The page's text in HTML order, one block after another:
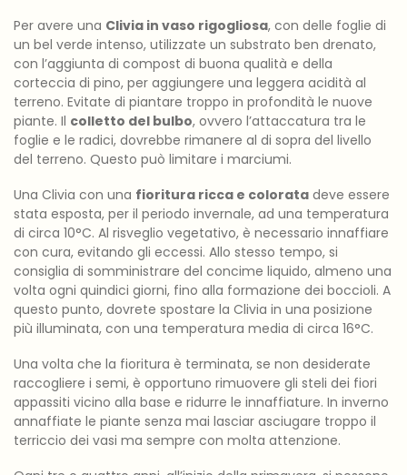
Per avere una Clivia in vaso rigogliosa, con delle foglie di
un bel verde intenso, utilizzate un substrato ben drenato,
con l’aggiunta di compost di buona qualità e della
corteccia di pino, per aggiungere una leggera acidità al
terreno. Evitate di piantare troppo in profondità le nuove
piante. Il colletto del bulbo, ovvero l’attaccatura tra le
foglie e le radici, dovrebbe rimanere al di sopra del livello
del terreno. Questo può limitare i marciumi.
Una Clivia con una fioritura ricca e colorata deve essere
stata esposta, per il periodo invernale, ad una temperatura
di circa 10°C. Al risveglio vegetativo, è necessario innaffiare
con cura, evitando gli eccessi. Allo stesso tempo, si
consiglia di somministrare del concime liquido, almeno una
volta ogni quindici giorni, fino alla formazione dei boccioli. A
questo punto, dovrete spostare la Clivia in una posizione
più illuminata, con una temperatura media di circa 16°C.
Una volta che la fioritura è terminata, se non desiderate
raccogliere i semi, è opportuno rimuovere gli steli dei fiori
appassiti vicino alla base e ridurre le innaffiature. In inverno
annaffiate le piante senza mai lasciar asciugare troppo il
terriccio dei vasi ma sempre con molta attenzione.